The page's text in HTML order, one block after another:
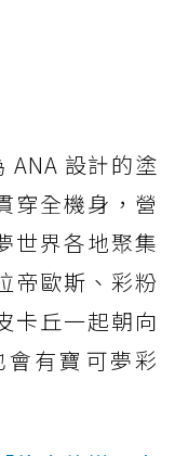
ANA 設計的塗
穿全機身，營
世界各地聚集
帝歐斯、彩粉
卡丘一起朝向
有寶可夢彩